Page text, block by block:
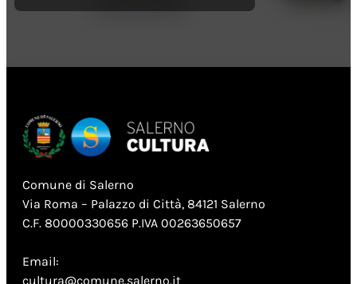
Comune di Salerno
Via Roma – Palazzo di Città, 84121 Salerno
C.F. 80000330656 P.IVA 00263650657
Email:
cultura@comune.salerno.it